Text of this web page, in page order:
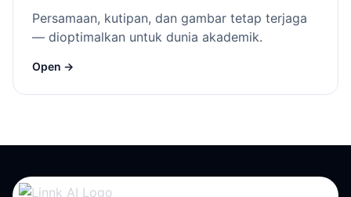
Persamaan, kutipan, dan gambar tetap terjaga
— dioptimalkan untuk dunia akademik.
Open →